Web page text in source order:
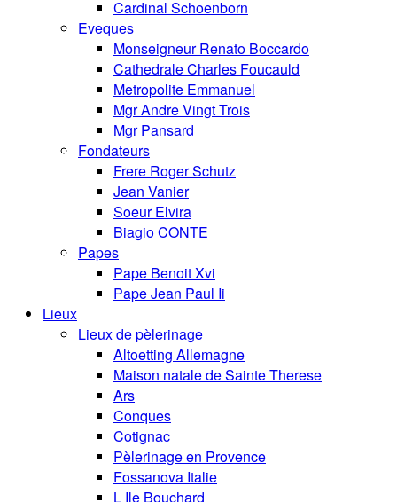
Cardinal Schoenborn
Eveques
Monseigneur Renato Boccardo
Cathedrale Charles Foucauld
Metropolite Emmanuel
Mgr Andre Vingt Trois
Mgr Pansard
Fondateurs
Frere Roger Schutz
Jean Vanier
Soeur Elvira
Biagio CONTE
Papes
Pape Benoit Xvi
Pape Jean Paul Ii
Lieux
Lieux de pèlerinage
Altoetting Allemagne
Maison natale de Sainte Therese
Ars
Conques
Cotignac
Pèlerinage en Provence
Fossanova Italie
L Ile Bouchard